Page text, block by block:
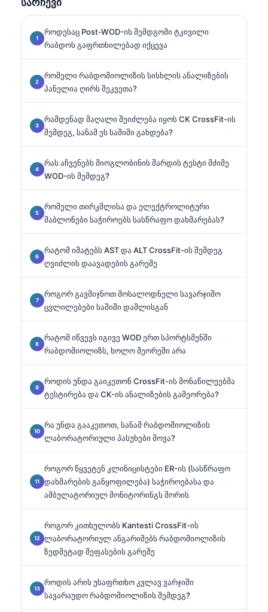
როდესაც Post-WOD-ის შემდგომი ტკივილი
რაბდოს გაფრთხილებად იქცევა
რომელი რაბდომიოლიზის სისხლის ანალიზების
პანელია ღირს შეკვეთა?
რამდენად მაღალი შეიძლება იყოს CK CrossFit-ის
შემდეგ, სანამ ეს საშიში გახდება?
რას აჩვენებს მიოგლობინის შარდის ტესტი მძიმე
WOD-ის შემდეგ?
რომელი თირკმლისა და ელექტროლიტური
შაბლონები საჭიროებს სასწრაფო დახმარებას?
რატომ იმატებს AST და ALT CrossFit-ის შემდეგ
ღვიძლის დაავადების გარეშე
როგორ გავმიჯნოთ მოსალოდნელი სავარჯიშო
ცვლილებები საშიში დაშლისგან
რატომ იწვევს იგივე WOD ერთ სპორტსმენში
რაბდომიოლიზს, ხოლო მეორეში არა
როდის უნდა გაიკეთონ CrossFit-ის მონაწილეებმა
ტესტირება და CK-ის ანალიზების გამეორება?
რა უნდა გააკეთოთ, სანამ რაბდომიოლიზის
ლაბორატორიული პასუხები მოვა?
როგორ წყვეტენ კლინიცისტები ER-ის (სასწრაფო
დახმარების განყოფილება) საჭიროებასა და
ამბულატორიულ მონიტორინგს შორის
როგორ კითხულობს Kantesti CrossFit-ის
ლაბორატორიულ ანგარიშებს რაბდომიოლიზის
ზედმეტად შეფასების გარეშე
როდის არის უსაფრთხო კვლავ ვარჯიში
სავარაუდო რაბდომიოლიზის შემდეგ?